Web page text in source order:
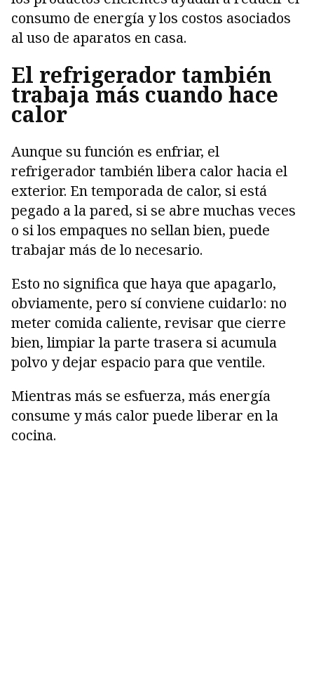
consumo de energía y los costos asociados
al uso de aparatos en casa.
El refrigerador también
trabaja más cuando hace
calor
Aunque su función es enfriar, el
refrigerador también libera calor hacia el
exterior. En temporada de calor, si está
pegado a la pared, si se abre muchas veces
o si los empaques no sellan bien, puede
trabajar más de lo necesario.
Esto no significa que haya que apagarlo,
obviamente, pero sí conviene cuidarlo: no
meter comida caliente, revisar que cierre
bien, limpiar la parte trasera si acumula
polvo y dejar espacio para que ventile.
Mientras más se esfuerza, más energía
consume y más calor puede liberar en la
cocina.